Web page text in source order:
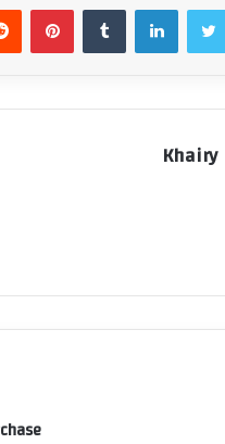
تويتر لينكدإن ‏Tumblr بينتيريست
Khairy